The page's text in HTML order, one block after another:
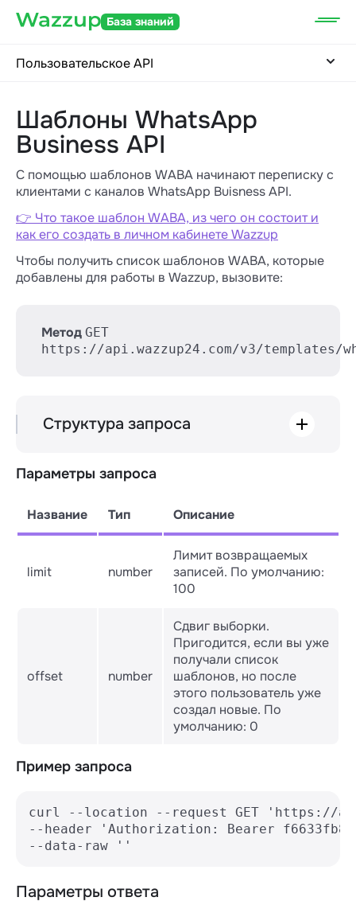
База знаний
Пользовательское API
Шаблоны WhatsApp
Business API
С помощью шаблонов WABA начинают переписку с
клиентами с каналов WhatsApp Buisness API.
👉 Что такое шаблон WABA, из чего он состоит и
как его создать в личном кабинете Wazzup
Чтобы получить список шаблонов WABA, которые
добавлены для работы в Wazzup, вызовите:
Метод GET
https://api.wazzup24.com/v3/templates/
Структура запроса
GET /v3/templates/whatsapp
Параметры запроса
Название Тип Описание
limit number
Лимит возвращаемых
записей. По умолчанию:
100
offset number
Сдвиг выборки.
Пригодится, если вы уже
получали список
шаблонов, но после
этого пользователь уже
создал новые. По
умолчанию: 0
Пример запроса
curl --location --request GET 'https://
--header 'Authorization: Bearer
--data-raw ''
Параметры ответа